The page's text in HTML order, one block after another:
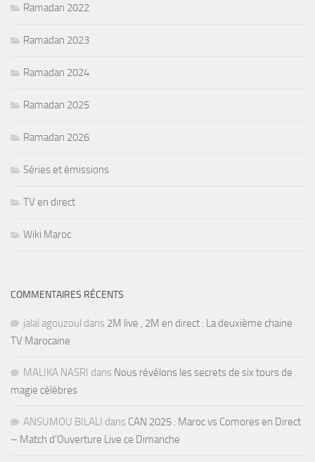
Ramadan 2022
Ramadan 2023
Ramadan 2024
Ramadan 2025
Ramadan 2026
Séries et émissions
TV en direct
Wiki Maroc
COMMENTAIRES RÉCENTS
jalal agouzoul dans 2M live , 2M en direct : La deuxième chaine
TV Marocaine
MALIKA NASRI dans Nous révélons les secrets de six tours de
magie célèbres
ANSUMOU BILALI dans CAN 2025 : Maroc vs Comores en Direct
– Match d’Ouverture Live ce Dimanche